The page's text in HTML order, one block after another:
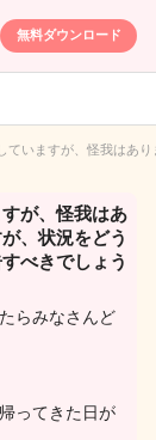
無料ダウンロード
ていますが、怪我はあ
が、怪我はあ
、状況をどう
べきでしょう
らみなさんど
ってきた日が